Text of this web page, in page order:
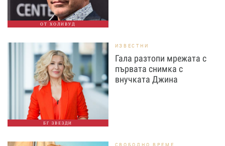
ОТ ХОЛИВУД
БГ ЗВЕЗДИ
ИЗВЕСТНИ
Гала разтопи мрежата с
първата снимка с
внучката Джина
СВОБОДНО ВРЕМЕ